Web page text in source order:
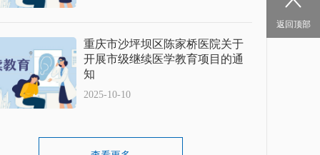
重庆市沙坪坝区陈家桥医院关于
开展市级继续医学教育项目的通
知
2025-10-10
返回顶部